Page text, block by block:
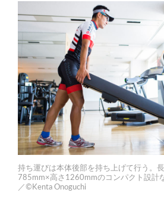
持ち運びは本体後部を持ち上げて行う。
785mm×高さ1260mmのコンパクト設計
／©Kenta Onoguchi